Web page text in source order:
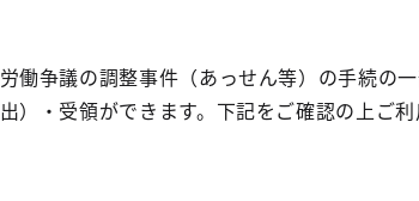
労働争議の調整事件（あっせん等）の手続の
出）・受領ができます。下記をご確認の上ご利